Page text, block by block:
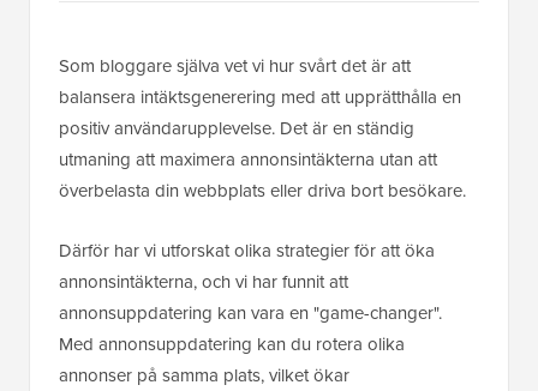
Som bloggare själva vet vi hur svårt det är att
balansera intäktsgenerering med att upprätthålla en
positiv användarupplevelse. Det är en ständig
utmaning att maximera annonsintäkterna utan att
överbelasta din webbplats eller driva bort besökare.
Därför har vi utforskat olika strategier för att öka
annonsintäkterna, och vi har funnit att
annonsuppdatering kan vara en "game-changer".
Med annonsuppdatering kan du rotera olika
annonser på samma plats, vilket ökar